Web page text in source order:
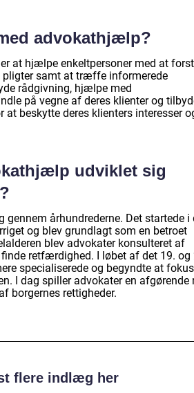
advokathjælp?
at hjælpe enkeltpersoner med at
pligter samt at træffe informerede
rådgivning, hjælpe med
på vegne af deres klienter og
beskytte deres klienters interesser
udviklet sig
århundrederne. Det startede i
og blev grundlagt som en betroet
blev advokater konsulteret af
retfærdighed. I løbet af det 19. og
specialiserede og begyndte at
I dag spiller advokater en afgørende
borgernes rettigheder.
flere indlæg her